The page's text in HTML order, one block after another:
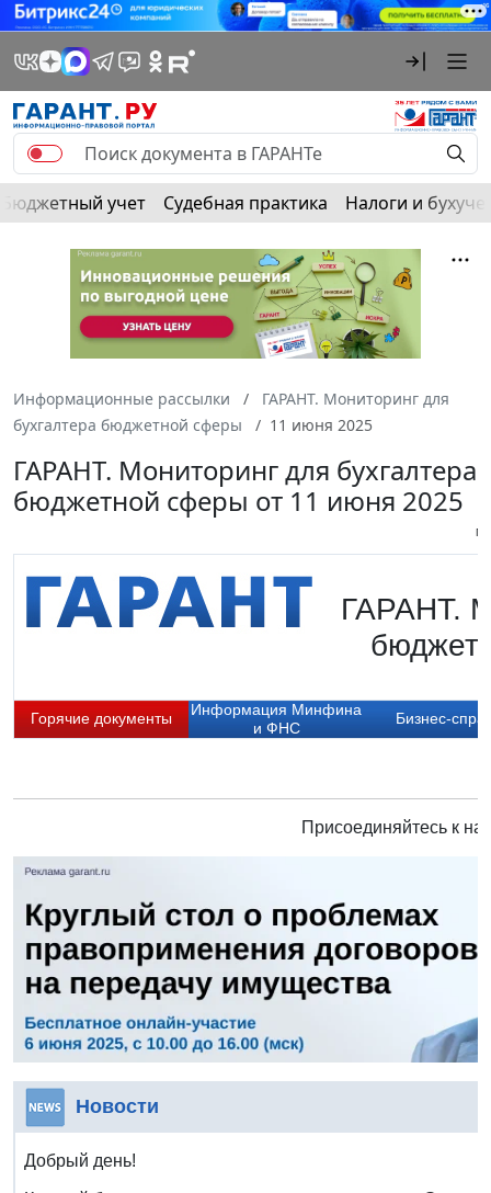
Бюджетный учет Судебная практика Налоги и
Информационные рассылки
ГАРАНТ. Мониторинг для
бухгалтера бюджетной сферы
11 июня 2025
ГАРАНТ. Мониторинг для бухгалтера
бюджетной сферы от 11 июня 2025
ГАРАНТ.
Горячие документы
Информация Минфина
и ФНС
Бизнес-
Присоединяйтесь к
Новости
Добрый день!